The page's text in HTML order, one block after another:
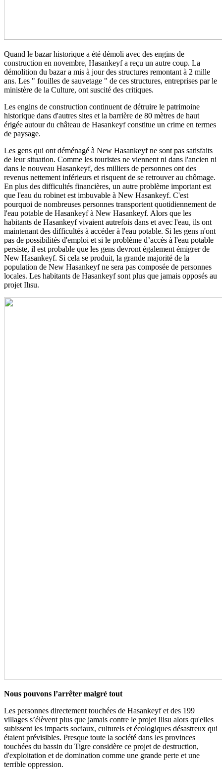
Quand le bazar historique a été démoli avec des engins de
construction en novembre, Hasankeyf a reçu un autre coup. La
démolition du bazar a mis à jour des structures remontant à 2 mille
ans. Les " fouilles de sauvetage " de ces structures, entreprises par le
ministère de la Culture, ont suscité des critiques.
Les engins de construction continuent de détruire le patrimoine
historique dans d'autres sites et la barrière de 80 mètres de haut
érigée autour du château de Hasankeyf constitue un crime en termes
de paysage.
Les gens qui ont déménagé à New Hasankeyf ne sont pas satisfaits
de leur situation. Comme les touristes ne viennent ni dans l'ancien ni
dans le nouveau Hasankeyf, des milliers de personnes ont des
revenus nettement inférieurs et risquent de se retrouver au chômage.
En plus des difficultés financières, un autre problème important est
que l'eau du robinet est imbuvable à New Hasankeyf. C'est
pourquoi de nombreuses personnes transportent quotidiennement de
l'eau potable de Hasankeyf à New Hasankeyf. Alors que les
habitants de Hasankeyf vivaient autrefois dans et avec l'eau, ils ont
maintenant des difficultés à accéder à l'eau potable. Si les gens n'ont
pas de possibilités d'emploi et si le problème d’accès à l'eau potable
persiste, il est probable que les gens devront également émigrer de
New Hasankeyf. Si cela se produit, la grande majorité de la
population de New Hasankeyf ne sera pas composée de personnes
locales. Les habitants de Hasankeyf sont plus que jamais opposés au
projet Ilısu.
Nous pouvons l’arrêter malgré tout
Les personnes directement touchées de Hasankeyf et des 199
villages s’élèvent plus que jamais contre le projet Ilisu alors qu'elles
subissent les impacts sociaux, culturels et écologiques désastreux qui
étaient prévisibles. Presque toute la société dans les provinces
touchées du bassin du Tigre considère ce projet de destruction,
d'exploitation et de domination comme une grande perte et une
terrible oppression.